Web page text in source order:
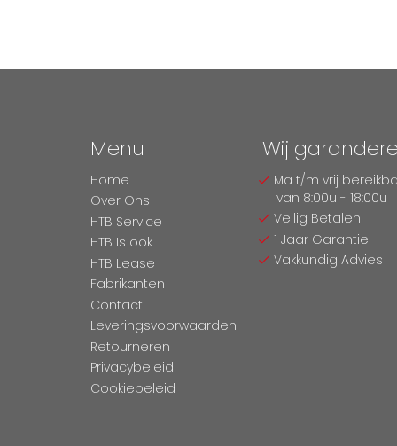
Menu
Home
Over Ons
HTB Service
HTB Is ook
HTB Lease
Fabrikanten
Contact
Leveringsvoorwaarden
Retourneren
Privacybeleid
Cookiebeleid
Wij
Ma t/m vrij
van 8:00u - 18:00u
Veilig Betalen
1 Jaar Garantie
Vakkundig Advies